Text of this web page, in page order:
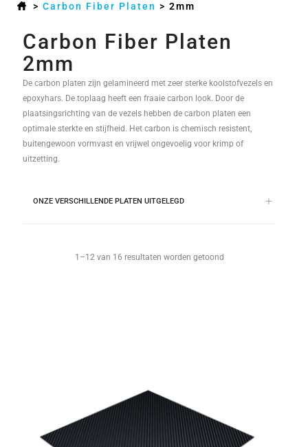
>Carbon Fiber Platen >2mm
Carbon Fiber Platen
2mm
De carbon platen zijn gelamineerd met zeer sterke koolstofvezels en
epoxyhars. De toplaag heeft een fraaie carbon look. Door de
plaatsingsrichting van de vezels hebben de carbon platen een
optimale sterkte en stijfheid. Het carbon is chemisch resistent,
buitengewoon vormvast en vrijwel ongevoelig voor krimp of
uitzetting.
ONZE VERSCHILLENDE PLATEN UITGELEGD
1–12 van 16 resultaten worden getoond